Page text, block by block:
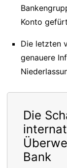
Konto
Die letzten
genauere
Die
Bank